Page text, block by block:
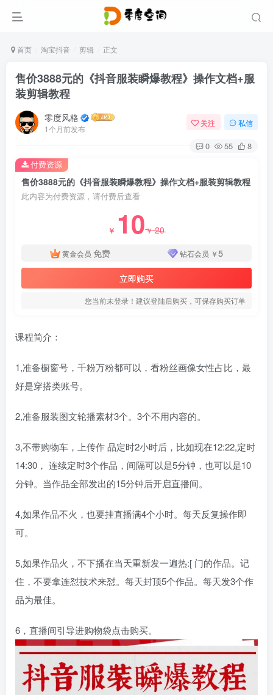
首页 淘宝抖音 剪辑 正文
售价3888元的《抖音服装瞬爆教程》操作文档+服
装剪辑教程
零度风格
1个月前发布
关注 私信
0 55 8
售价3888元的《抖音服装瞬爆教程》操作文档+服装剪辑教程
此内容为付费资源，请付费后查看
￥ 10￥20
黄金会员 免费 钻石会员 ￥5
立即购买
您当前未登录！建议登陆后购买，可保存购买订单
付费资源
课程简介：
1,准备橱窗号，千粉万粉都可以，看粉丝画像女性占比，最
好是穿搭类账号。
2,准备服装图文轮播素材3个。3个不用内容的。
3,不带购物车，上传作 品定时2小时后，比如现在12:22,定时
14:30， 连续定时3个作品，间隔可以是5分钟，也可以是10
分钟。当作品全部发出的15分钟后开启直播间。
4,如果作品不火，也要挂直播满4个小时。每天反复操作即
可。
5,如果作品火，不下播在当天重新发一遍热:[ 门的作品。记
住，不要拿连怼技术来怼。每天封顶5个作品。每天发3个作
品为最佳。
6，直播间引导进购物袋点击购买。